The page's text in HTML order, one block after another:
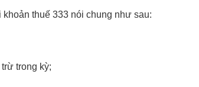
thuế 333 nói chung như sau:
trong kỳ;